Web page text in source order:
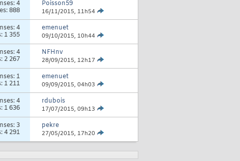
4
888
Poisson59
16/11/2015, 11h54
4
1 355
emenuet
09/10/2015, 10h44
4
2 267
NFHnv
28/09/2015, 12h17
1
1 211
emenuet
09/09/2015, 04h03
4
1 636
rdubois
17/07/2015, 09h13
3
4 291
pekre
27/05/2015, 17h20